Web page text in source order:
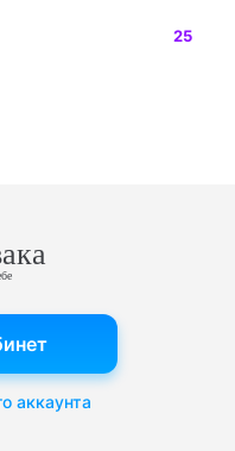
25
аккаунта